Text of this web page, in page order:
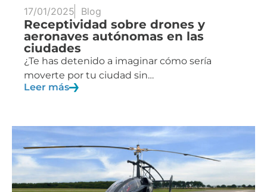
17/01/2025 Blog
Receptividad sobre drones y
aeronaves autónomas en las
ciudades
¿Te has detenido a imaginar cómo sería
moverte por tu ciudad sin…
Leer más